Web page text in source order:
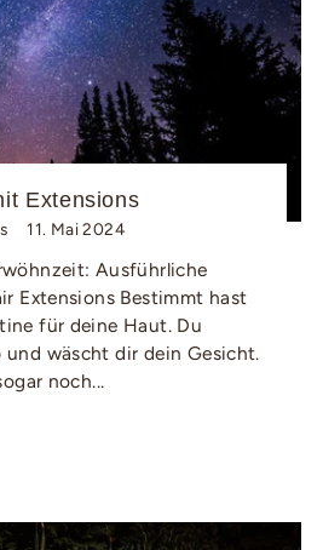
Extensions
11. Mai 2024
Ausführliche
Extensions Bestimmt hast
für deine Haut. Du
wäscht dir dein Gesicht.
noch...